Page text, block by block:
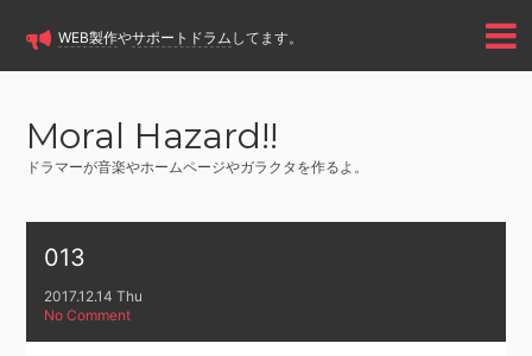
WEB製作やサポートドラム してます。
Moral Hazard!!
ドラマーが音楽やホームページやガラクタを作るよ。
013
2017.12.14 Thu
No Comment